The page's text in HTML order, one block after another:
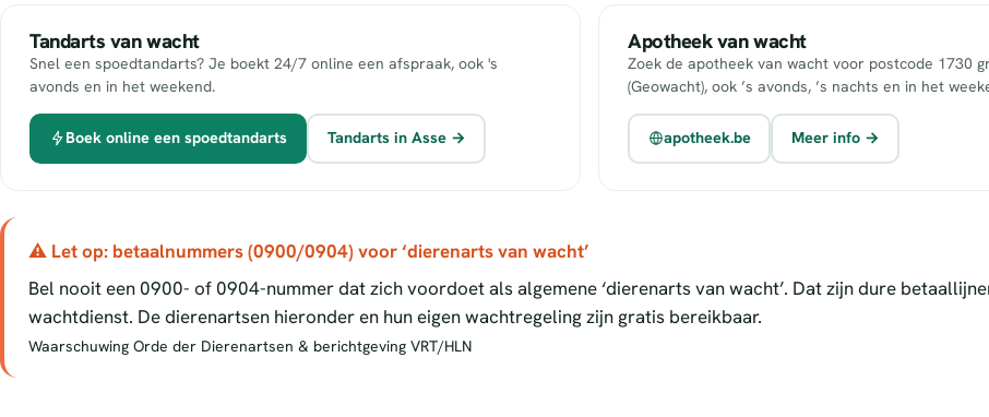
Tandarts van wacht
Snel een spoedtandarts? Je boekt 24/7 online een afspraak, ook 's
avonds en in het weekend.
Boek online een spoedtandarts Tandarts in Asse →
Apotheek van wacht
Zoek de apotheek van wacht voor postcode 1730
(Geowacht), ook ’s avonds, ’s nachts en in het
apotheek.be Meer info →
⚠ Let op: betaalnummers (0900/0904) voor ‘dierenarts van wacht’
Bel nooit een 0900- of 0904-nummer dat zich voordoet als algemene ‘dierenarts van wacht’. Dat zijn dure
wachtdienst. De dierenartsen hieronder en hun eigen wachtregeling zijn gratis bereikbaar.
Waarschuwing Orde der Dierenartsen & berichtgeving VRT/HLN